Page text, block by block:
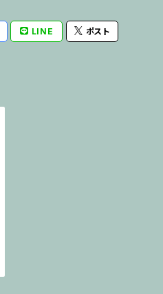
LINE ポスト